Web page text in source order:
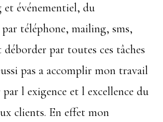
et événementiel, du
téléphone, mailing, sms,
déborder par toutes ces tâches
pas a accomplir mon travail
par l exigence et l excellence du
clients. En effet mon